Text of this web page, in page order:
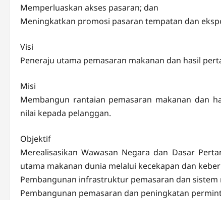
Memperluaskan akses pasaran; dan
Meningkatkan promosi pasaran tempatan dan
Visi
Peneraju utama pemasaran makanan dan hasil
Misi
Membangun rantaian pemasaran makanan dan
nilai kepada pelanggan.
Objektif
Merealisasikan Wawasan Negara dan Dasar
utama makanan dunia melalui kecekapan dan
Pembangunan infrastruktur pemasaran dan
Pembangunan pemasaran dan peningkatan